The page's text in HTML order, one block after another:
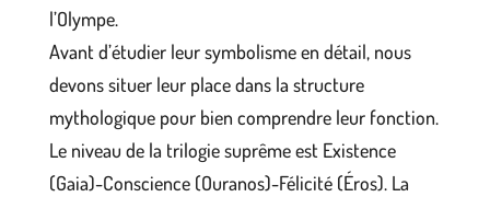
l’Olympe.
Avant d’étudier leur symbolisme en détail, nous
devons situer leur place dans la structure
mythologique pour bien comprendre leur fonction.
Le niveau de la trilogie suprême est Existence
(Gaia)-Conscience (Ouranos)-Félicité (Éros). La